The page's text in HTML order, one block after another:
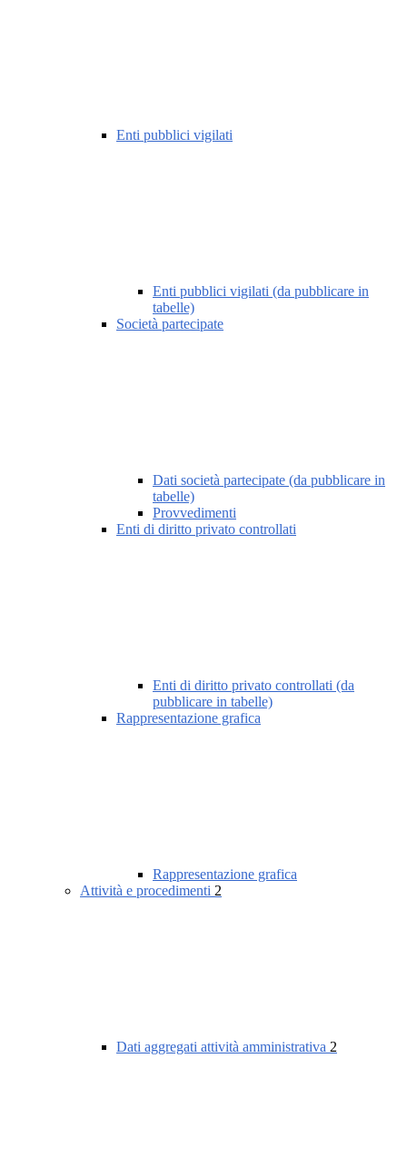
Enti pubblici vigilati
Enti pubblici vigilati (da pubblicare in
tabelle)
Società partecipate
Dati società partecipate (da pubblicare in
tabelle)
Provvedimenti
Enti di diritto privato controllati
Enti di diritto privato controllati (da
pubblicare in tabelle)
Rappresentazione grafica
Rappresentazione grafica
Attività e procedimenti 2
Dati aggregati attività amministrativa 2